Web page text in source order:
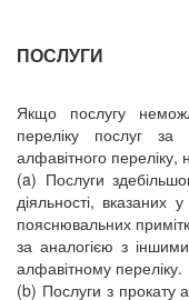
ПОСЛУГИ
Якщо послугу
переліку послуг за
алфавітного переліку,
(a) Послуги
діяльності, вказаних
пояснювальних
за аналогією з
алфавітному переліку.
(b) Послуги з прокату